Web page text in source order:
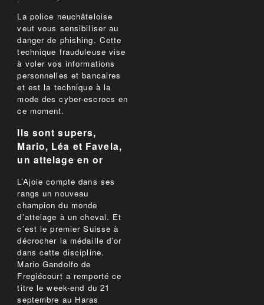
La police neuchâteloise
veut vous sensibiliser au
danger de phishing. Cette
technique frauduleuse vise
à voler vos informations
personnelles et bancaires
et est la technique à la
mode des cyber-escrocs en
ce moment.
Ils sont supers,
Mario, Léa et Favela,
un attelage en or
L’Ajoie compte dans ses
rangs un nouveau
champion du monde
d’attelage à un cheval. Et
c’est le premier Suisse à
décrocher la médaille d’or
dans cette discipline.
Mario Gandolfo de
Fregiécourt a remporté ce
titre le week-end du 21
septembre au Haras